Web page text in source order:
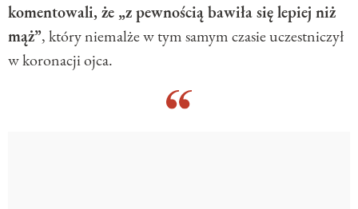
komentowali, że „z pewnością bawiła się lepiej niż
mąż”, który niemalże w tym samym czasie uczestniczył
w koronacji ojca.